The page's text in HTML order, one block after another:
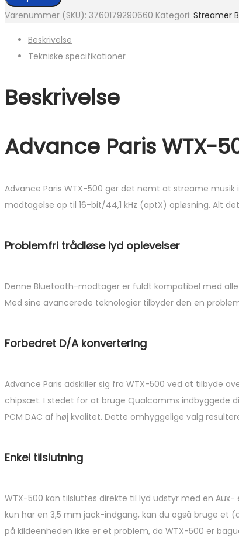
WTX-
antal
Varenummer (SKU): 3760179290660 Kategori: Streamer
Beskrivelse
Tekniske specifikationer
Beskrivelse
Advance Paris WTX-
Advance Paris WTX-500 gør det nemt at streame musik
modtagelse op til 16-bit/44,1 kHz (aptX) opløsning. Alt
Problemfri trådløse lyd oplevelser
Denne Bluetooth-modtager er fuldt kompatibel med
Med sine avancerede teknologier tilbyder den en
Forbedret D/A konvertering
Advance Paris adskiller sig fra WTX-500 ved at tilbyde
chipsæt. I stedet for at bruge Qualcomms indbyggede
PCM DAC af høj kvalitet. Dette omhyggelige valg
Enkel tilslutning
WTX-500 kan tilsluttes direkte til lyd udstyr med en Aux-
kun har en 3,5 mm jack-indgang, kan du også bruge
på kildeenheden ikke er et problem, da WTX-500 er